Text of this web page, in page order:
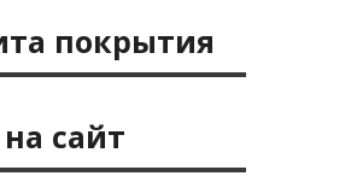
покрытия
сайт